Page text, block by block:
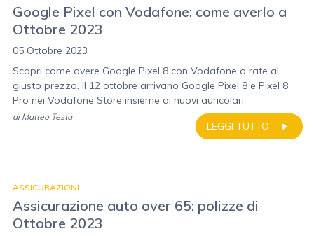
Google Pixel con Vodafone: come averlo a
Ottobre 2023
05 Ottobre 2023
Scopri come avere Google Pixel 8 con Vodafone a rate al
giusto prezzo. Il 12 ottobre arrivano Google Pixel 8 e Pixel 8
Pro nei Vodafone Store insieme ai nuovi auricolari
LEGGI TUTTO
di Matteo Testa
ASSICURAZIONI
Assicurazione auto over 65: polizze di
Ottobre 2023